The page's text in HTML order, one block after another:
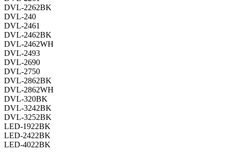
DVL-2262BK
DVL-240
DVL-2461
DVL-2462BK
DVL-2462WH
DVL-2493
DVL-2690
DVL-2750
DVL-2862BK
DVL-2862WH
DVL-320BK
DVL-3242BK
DVL-3252BK
LED-1922BK
LED-2422BK
LED-4022BK